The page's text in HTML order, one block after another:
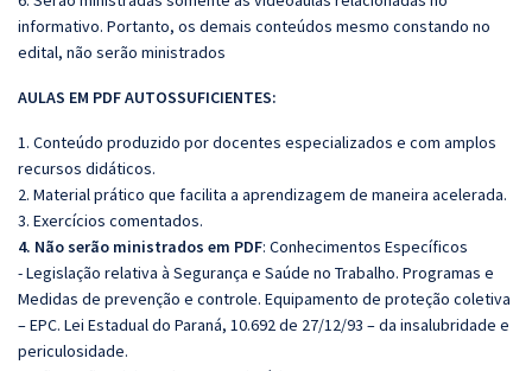
informativo. Portanto, os demais conteúdos mesmo constando no
edital, não serão ministrados
AULAS EM PDF AUTOSSUFICIENTES:
1. Conteúdo produzido por docentes especializados e com amplos
recursos didáticos.
2. Material prático que facilita a aprendizagem de maneira acelerada.
3. Exercícios comentados.
4. Não serão ministrados em PDF: Conhecimentos Específicos
-Legislação relativa à Segurança e Saúde no Trabalho. Programas e
Medidas de prevenção e controle. Equipamento de proteção coletiva
– EPC. Lei Estadual do Paraná, 10.692 de 27/12/93 – da insalubridade e
periculosidade.